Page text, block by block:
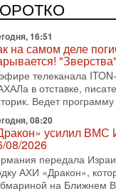
АХИ «Дракон»
субмариной в
16:51
на самом деле
телеканала
в отставке,
Ведет
08:20
усилил
08/2026
передала
АХИ «Дракон»,
на Ближнем